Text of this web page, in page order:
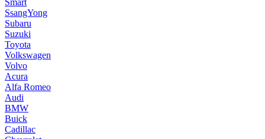
SsangYong
Subaru
Suzuki
Toyota
Volkswagen
Volvo
Acura
Alfa Romeo
Audi
BMW
Buick
Cadillac